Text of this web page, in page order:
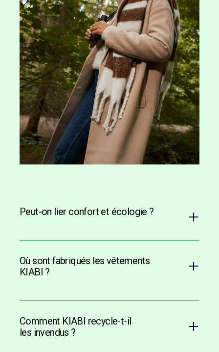
Peut-on lier confort et écologie ?
Où sont fabriqués les vêtements
KIABI ?
Comment KIABI recycle-t-il
les invendus ?